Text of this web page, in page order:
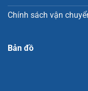
Chính sách vận
Bản đồ